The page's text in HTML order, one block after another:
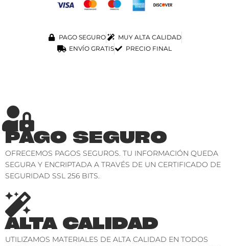
PAGO SEGURO
MUY ALTA CALIDAD
ENVÍO GRATIS
PRECIO FINAL
PAGO SEGURO
OFRECEMOS PAGOS SEGUROS. TU INFORMACIÓN QUEDA
SEGURA Y ENCRIPTADA A TRAVÉS DE UN CERTIFICADO DE
SEGURIDAD SSL 256 BITS.
ALTA CALIDAD
UTILIZAMOS MATERIALES DE ALTA CALIDAD EN TODOS